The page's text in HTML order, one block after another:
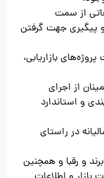
از سمت
و پیگیری جهت گرفتن
بازاریابی،
از اجرای
و استاندارد
در راستای
و رقبا و همچنین